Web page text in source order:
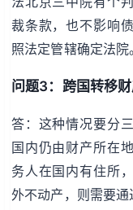
裁条款，也不影响
照法定管辖确定法院
问题3：跨国转移
答：这种情况要分
国内仍由财产所在
务人在国内有住所
外不动产，则需要通